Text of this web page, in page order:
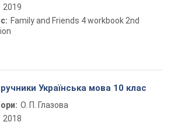
2019
Family and Friends 4 workbook 2nd
Українська мова 10 клас
О. П. Глазова
2018